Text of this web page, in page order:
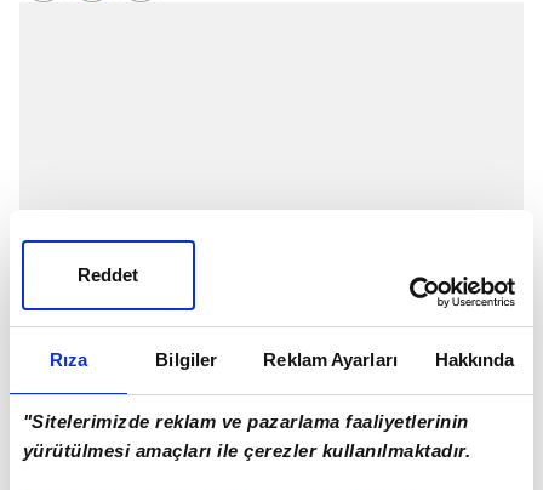
Rıza Bilgiler Reklam Ayarları Hakkında
"Sitelerimizde reklam ve pazarlama faaliyetlerinin
yürütülmesi amaçları ile çerezler kullanılmaktadır.
Reddet
UEFA Avrupa Ligi son 16 turundaBarcelonaile
Galatasarayİspanya'da karşı karşıya gelecek. Sarı